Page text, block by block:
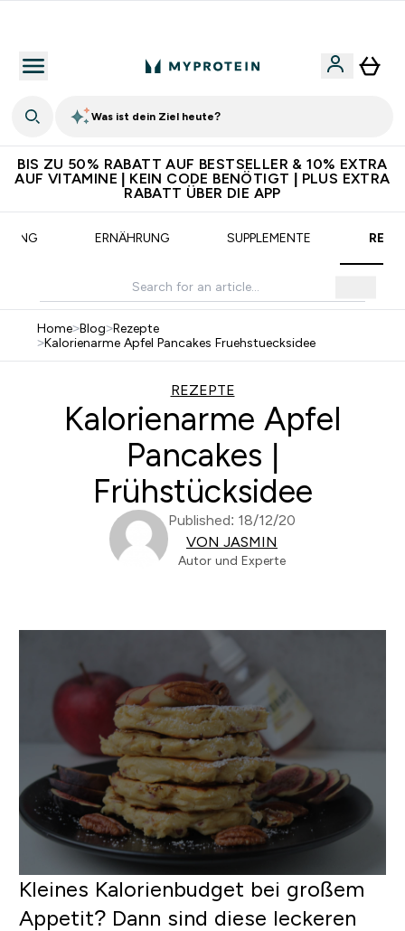
Was ist dein Ziel heute?
BIS ZU 50% RABATT AUF BESTSELLER & 10% EXTRA
AUF VITAMINE | KEIN CODE BENÖTIGT | PLUS EXTRA
RABATT ÜBER DIE APP
ERNÄHRUNG SUPPLEMENTE
Home>Blog>Rezepte
>Kalorienarme Apfel Pancakes Fruehstuecksidee
REZEPTE
Kalorienarme Apfel
Pancakes |
Frühstücksidee
Published: 18/12/20
VON JASMIN
Autor und Experte
Kleines Kalorienbudget bei großem
Appetit? Dann sind diese leckeren